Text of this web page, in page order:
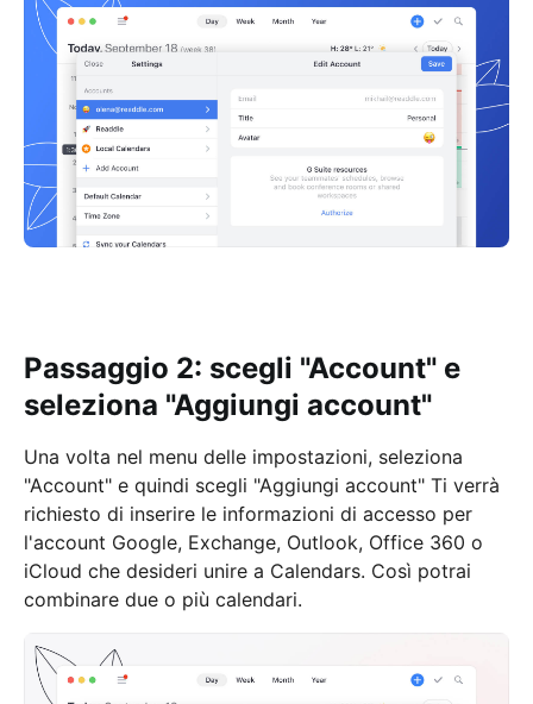
Passaggio 2: scegli "Account" e
seleziona "Aggiungi account"
Una volta nel menu delle impostazioni, seleziona
"Account" e quindi scegli "Aggiungi account" Ti verrà
richiesto di inserire le informazioni di accesso per
l'account Google, Exchange, Outlook, Office 360 o
iCloud che desideri unire a Calendars. Così potrai
combinare due o più calendari.